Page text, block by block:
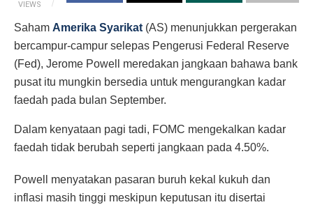
VIEWS
Saham Amerika Syarikat (AS) menunjukkan pergerakan
bercampur-campur selepas Pengerusi Federal Reserve
(Fed), Jerome Powell meredakan jangkaan bahawa bank
pusat itu mungkin bersedia untuk mengurangkan kadar
faedah pada bulan September.
Dalam kenyataan pagi tadi, FOMC mengekalkan kadar
faedah tidak berubah seperti jangkaan pada 4.50%.
Powell menyatakan pasaran buruh kekal kukuh dan
inflasi masih tinggi meskipun keputusan itu disertai